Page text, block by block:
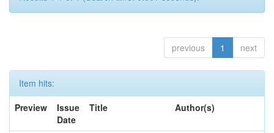
previous 1 next
Item hits:
Preview
Issue
Date
Title Author(s)